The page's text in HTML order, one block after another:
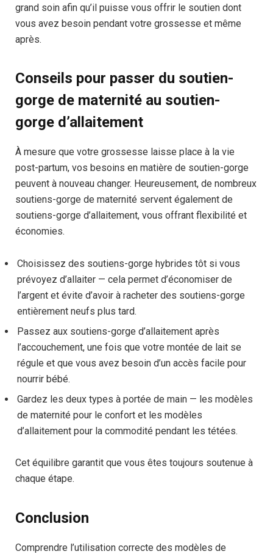
grand soin afin qu’il puisse vous offrir le soutien dont
vous avez besoin pendant votre grossesse et même
après.
Conseils pour passer du soutien-
gorge de maternité au soutien-
gorge d’allaitement
À mesure que votre grossesse laisse place à la vie
post-partum, vos besoins en matière de soutien-gorge
peuvent à nouveau changer. Heureusement, de nombreux
soutiens-gorge de maternité servent également de
soutiens-gorge d’allaitement, vous offrant flexibilité et
économies.
Choisissez des soutiens-gorge hybrides tôt si vous
prévoyez d’allaiter — cela permet d’économiser de
l’argent et évite d’avoir à racheter des soutiens-gorge
entièrement neufs plus tard.
Passez aux soutiens-gorge d’allaitement après
l’accouchement, une fois que votre montée de lait se
régule et que vous avez besoin d’un accès facile pour
nourrir bébé.
Gardez les deux types à portée de main — les modèles
de maternité pour le confort et les modèles
d’allaitement pour la commodité pendant les tétées.
Cet équilibre garantit que vous êtes toujours soutenue à
chaque étape.
Conclusion
Comprendre l’utilisation correcte des modèles de